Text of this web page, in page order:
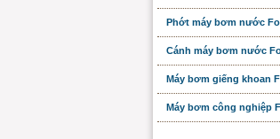
Phớt máy bơm nước
Cánh máy bơm nước
Máy bơm giếng khoan
Máy bơm công nghiệp